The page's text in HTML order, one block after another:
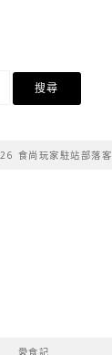
食尚玩家駐站部落客
愛食記